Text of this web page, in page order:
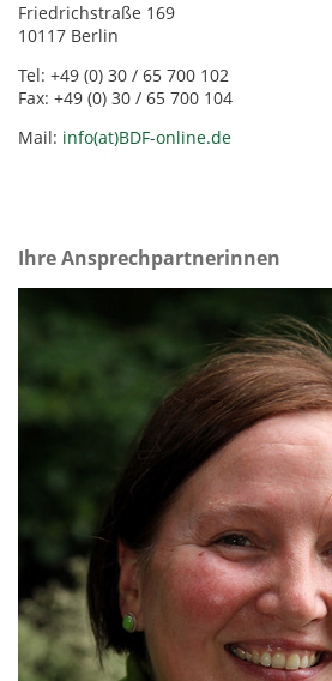
Friedrichstraße 169
10117 Berlin
Tel: +49 (0) 30 / 65 700 102
Fax: +49 (0) 30 / 65 700 104
Mail: info(at)BDF-online.de
Ihre Ansprechpartnerinnen